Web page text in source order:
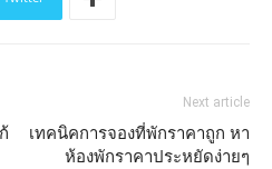
Next article
เทคนิคการจองที่พักราคาถูก หา
ห้องพักราคาประหยัดง่ายๆ